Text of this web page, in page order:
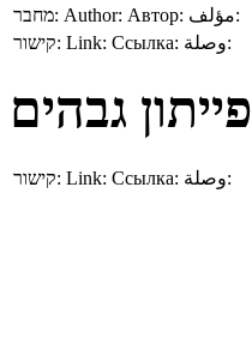
מחבר: Author: Автор: مؤلف:
קישור: Link: Ссылка: وصلة:
פייתון גבהים
קישור: Link: Ссылка: وصلة: